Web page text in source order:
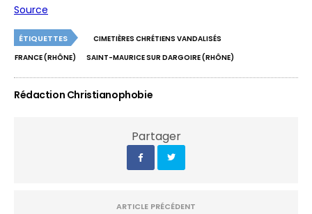
Source
ÉTIQUETTES
CIMETIÈRES CHRÉTIENS VANDALISÉS
FRANCE (RHÔNE)
SAINT-MAURICE SUR DARGOIRE (RHÔNE)
Rédaction Christianophobie
Partager
ARTICLE PRÉCÉDENT